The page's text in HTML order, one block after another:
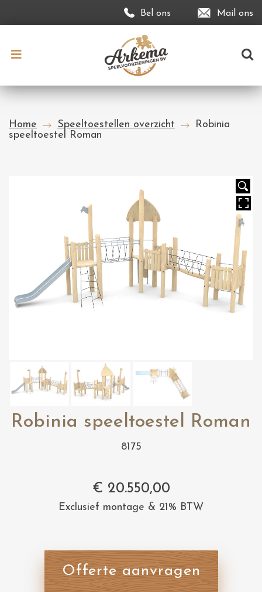
Bel ons Mail ons
Home Speeltoestellen overzicht
Robinia
speeltoestel Roman
Robinia speeltoestel Roman
8175
€ 20.550,00
Exclusief montage & 21% BTW
Offerte aanvragen